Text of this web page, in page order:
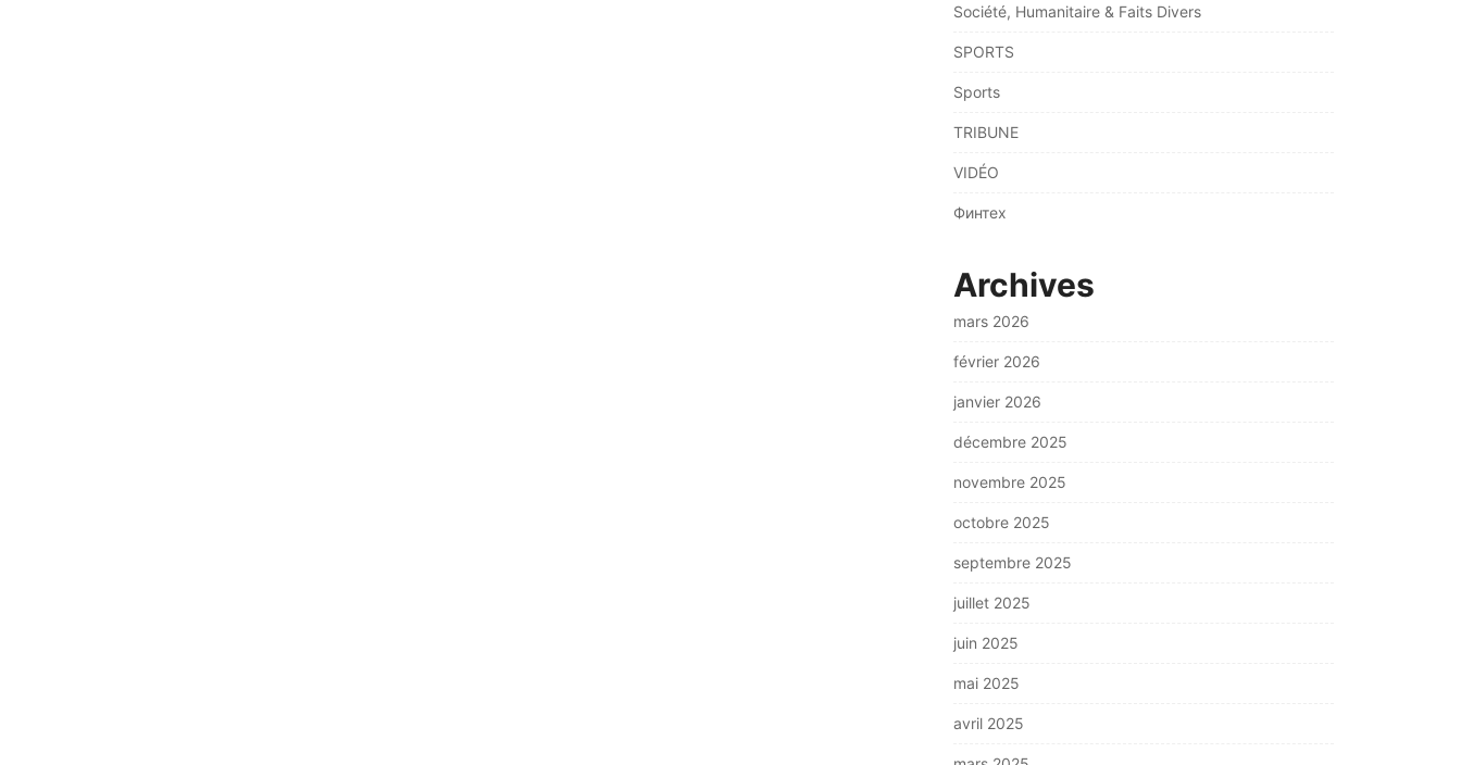
Société, Humanitaire & Faits Divers
SPORTS
Sports
TRIBUNE
VIDÉO
Финтех
Archives
mars 2026
février 2026
janvier 2026
décembre 2025
novembre 2025
octobre 2025
septembre 2025
juillet 2025
juin 2025
mai 2025
avril 2025